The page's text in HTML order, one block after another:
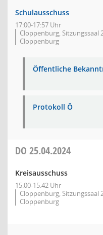
Schulausschuss
17:00-17:57 Uhr
Cloppenburg, Sitzungssaal
Cloppenburg
Öffentliche
Protokoll Ö
DO 25.04.2024
Kreisausschuss
15:00-15:42 Uhr
Cloppenburg, Sitzungssaal
Cloppenburg